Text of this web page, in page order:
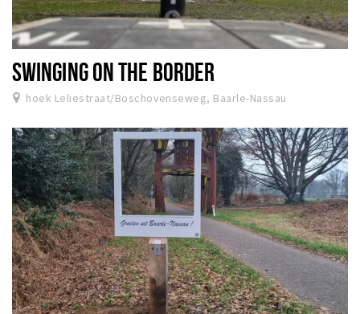
SWINGING ON THE BORDER
hoek Leliestraat/Boschovenseweg, Baarle-Nassau